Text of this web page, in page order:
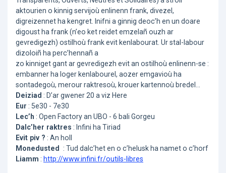
aktourien o kinnig servijoù enlinenn frank, divezel,
digreizennet ha kengret. Inifni a ginnig deoc’h en un doare
digoust ha frank (n’eo ket reidet emzelañ ouzh ar
gevredigezh) ostilhoù frank evit kenlabourat. Ur stal-labour
dizoloiñ ha perc’hennañ a
zo kinniget gant ar gevredigezh evit an ostilhoù enlinenn-se :
embanner ha loger kenlabourel, aozer emgavioù ha
sontadegoù, merour raktresoù, krouer kartennoù bredel...
Deiziad : D’ar gwener 20 a viz Here
Eur : 5e30 - 7e30
Lec’h : Open Factory an UBO - 6 bali Gorgeu
Dalc’her raktres : Infini ha Tiriad
Evit piv ? : ​An holl
Monedusted
: Tud dalc’het en o c’helusk ha namet o c’horf
Liamm : http://www.infini.fr/outils-libres